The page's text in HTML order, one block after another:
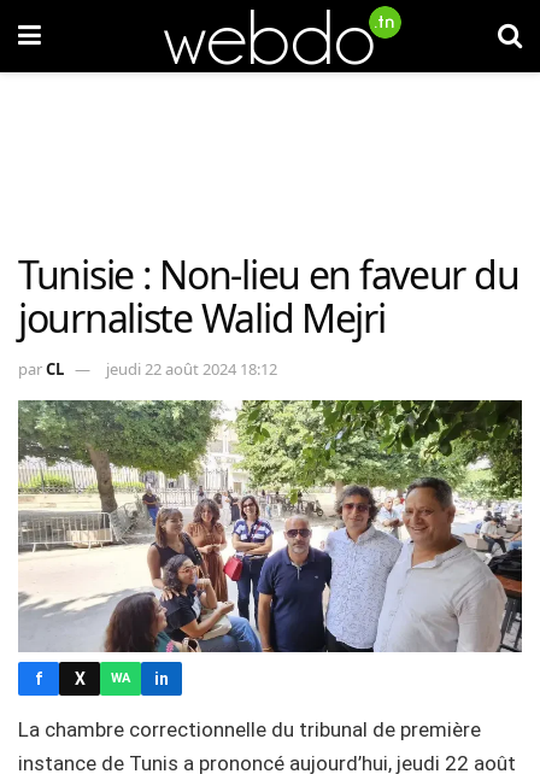
Tunisie : Non-lieu en faveur du
journaliste Walid Mejri
parCL jeudi 22 août 2024 18:12
f X WA in
La chambre correctionnelle du tribunal de première
instance de Tunis a prononcé aujourd’hui, jeudi 22 août